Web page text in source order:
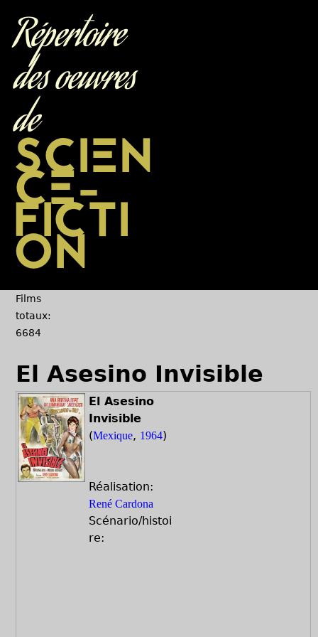
Répertoire
des oeuvres
de
SCIEN
CE-
FICTI
ON
Films
totaux:
6684
El Asesino Invisible
El Asesino
Invisible
(Mexique, 1964)
Réalisation:
René Cardona
Scénario/histoi
re: